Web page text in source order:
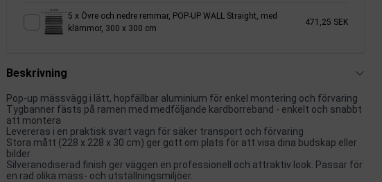
5 x Övre och nedre remmar, POP-UP WALL Straight, med
klämmor, 300 x 300 cm
471,25 SEK
Beskrivning
Pop-up mässvägg i lätt, hopfällbar aluminium för enkel montering och förvaring
Tygbanner fästs på ramen med medföljande kardborreband - enkelt och snabbt
att montera
Levereras i en praktisk svart vagn för säker transport och förvaring
Stora mått (228 x 228 x 30 cm) ger gott om plats för att visa dina budskap eller
bilder
Silveranodiserad finish ger väggen en professionell och attraktiv look. Passar för
en rad olika mäss- och utställningsmiljöer.